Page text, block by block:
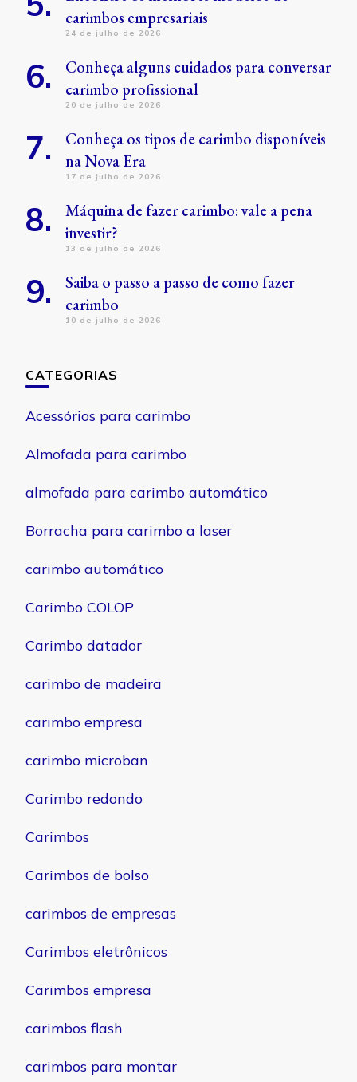
carimbos empresariais
24 de julho de 2026
Conheça alguns cuidados para conversar
carimbo profissional
20 de julho de 2026
Conheça os tipos de carimbo disponíveis
na Nova Era
17 de julho de 2026
Máquina de fazer carimbo: vale a pena
investir?
13 de julho de 2026
Saiba o passo a passo de como fazer
carimbo
10 de julho de 2026
CATEGORIAS
Acessórios para carimbo
Almofada para carimbo
almofada para carimbo automático
Borracha para carimbo a laser
carimbo automático
Carimbo COLOP
Carimbo datador
carimbo de madeira
carimbo empresa
carimbo microban
Carimbo redondo
Carimbos
Carimbos de bolso
carimbos de empresas
Carimbos eletrônicos
Carimbos empresa
carimbos flash
carimbos para montar